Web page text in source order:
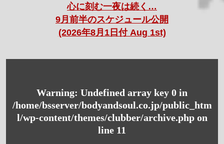
心に刻む一夜は続く…
9月前半のスケジュール公開
(2026年8月1日付 Aug 1st)
Warning: Undefined array key 0 in
/home/bsserver/bodyandsoul.co.jp/public_htm
l/wp-content/themes/clubber/archive.phpon
line 11